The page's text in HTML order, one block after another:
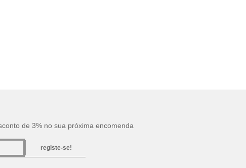
de 3% no sua próxima encomenda
registe-se!